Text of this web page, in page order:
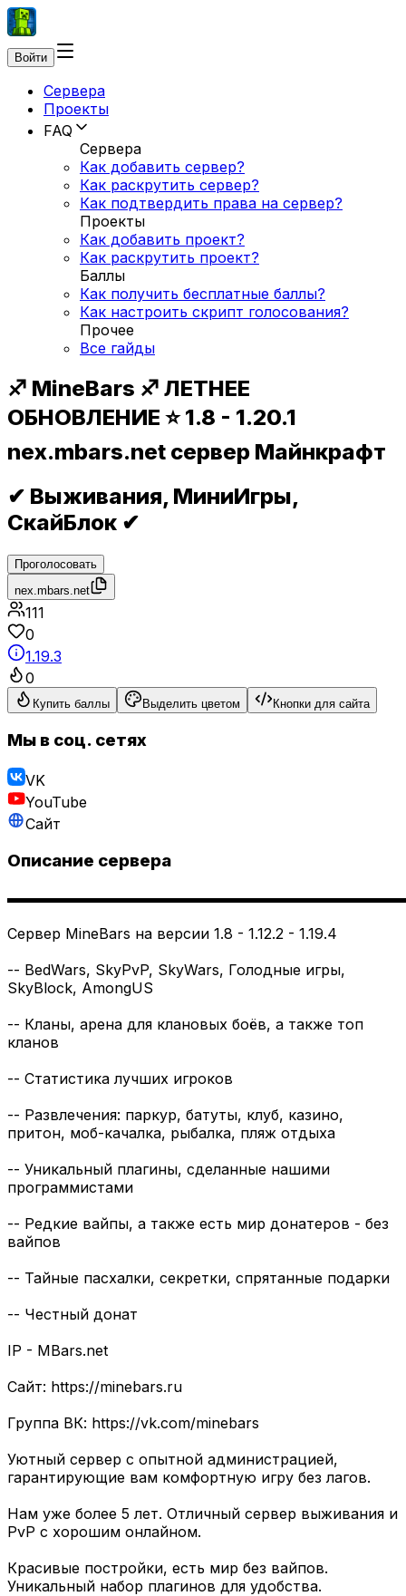
Войти
Сервера
Проекты
FAQ
Сервера
Как добавить сервер?
Как раскрутить сервер?
Как подтвердить права на сервер?
Проекты
Как добавить проект?
Как раскрутить проект?
Баллы
Как получить бесплатные баллы?
Как настроить скрипт голосования?
Прочее
Все гайды
♐ MineBars ♐ ЛЕТНЕЕ
ОБНОВЛЕНИЕ ⭐ 1.8 - 1.20.1
nex.mbars.net сервер Майнкрафт
✔ Выживания, МиниИгры,
СкайБлок ✔
Проголосовать
nex.mbars.net
111
0
1.19.3
0
Купить баллы Выделить цветом Кнопки для сайта
Мы в соц. сетях
VK
YouTube
Сайт
Описание сервера
Сервер MineBars на версии 1.8 - 1.12.2 - 1.19.4
-- BedWars, SkyPvP, SkyWars, Голодные игры,
SkyBlock, AmongUS
-- Кланы, арена для клановых боёв, а также топ
кланов
-- Статистика лучших игроков
-- Развлечения: паркур, батуты, клуб, казино,
притон, моб-качалка, рыбалка, пляж отдыха
-- Уникальный плагины, сделанные нашими
программистами
-- Редкие вайпы, а также есть мир донатеров - без
вайпов
-- Тайные пасхалки, секретки, спрятанные подарки
-- Честный донат
IP - MBars.net
Сайт: https://minebars.ru
Группа ВК: https://vk.com/minebars
Уютный сервер с опытной администрацией,
гарантирующие вам комфортную игру без лагов.
Нам уже более 5 лет. Отличный сервер выживания и
PvP с хорошим онлайном.
Красивые постройки, есть мир без вайпов.
Уникальный набор плагинов для удобства.